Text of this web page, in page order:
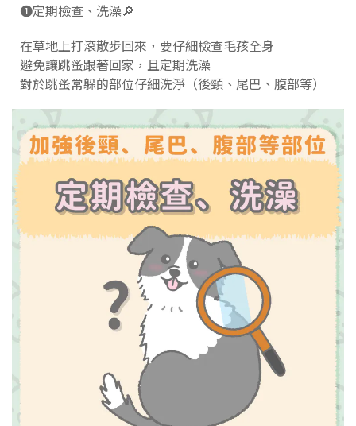
➊定期檢查、洗澡🔎
在草地上打滾散步回來，要仔細檢查毛孩全身
避免讓跳蚤跟著回家，且定期洗澡
對於跳蚤常躲的部位仔細洗淨（後頸、尾巴、腹部等）